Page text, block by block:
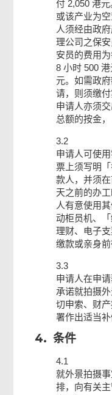
付 2,050 港
或该产业为
人须经由政
理公司之保
安员的费用
8 小时 500
元。如需政
请，则须缴
申请人亦须
总额的按金，
3.2
申请人可使
票上须写明
款人，并须
天之前的办
人有意使用
动柜员机、
理财、电子
缴款或亲身前
3.3
申请人在申
承诺就拍摄
切申索、财
署作出适当补
4. 条件
4.1
就外景拍摄
排，向有关